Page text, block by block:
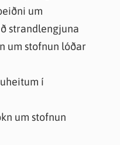
um
strandlengjuna
um stofnun lóðar
í
um stofnun